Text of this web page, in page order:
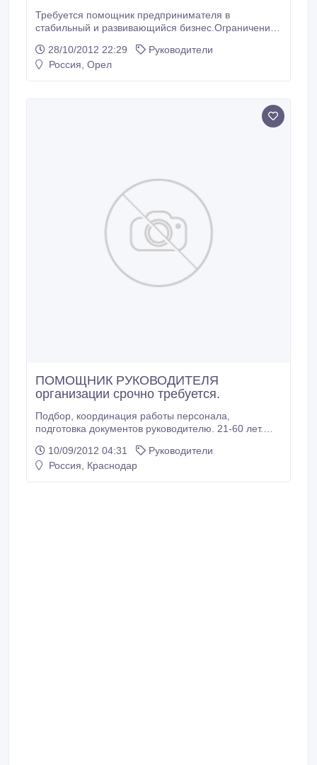
Требуется помощник предпринимателя в
стабильный и развивающийся бизнес.Ограничений
и умение работать в команде и с командой!.
28/10/2012 22:29
Руководители
Россия, Орел
ПОМОЩНИК РУКОВОДИТЕЛЯ
организации срочно требуется.
Подбор, координация работы персонала,
подготовка документов руководителю. 21-60 лет.
10/09/2012 04:31
Руководители
Россия, Краснодар